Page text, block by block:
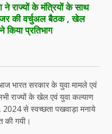
ने राज्यों के मंत्रियों के साथ
की वर्चुअल बैठक , खेल
किया प्रतिभाग
भारत सरकार के युवा मामले एवं
राज्यों के खेल एवं युवा कल्याण
2024 से स्वच्छता पखवाड़ा मनाये
गयी।